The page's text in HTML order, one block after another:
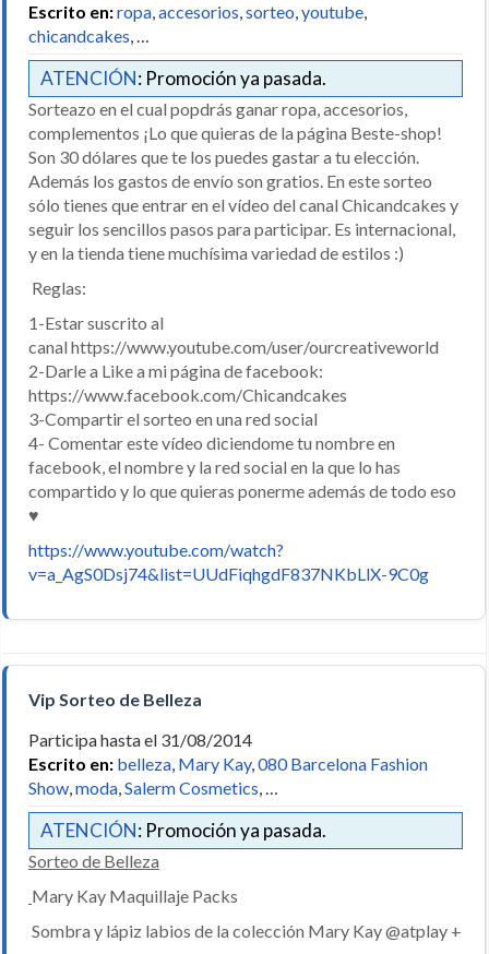
Escrito en:ropa,accesorios,sorteo,youtube,
chicandcakes, …
ATENCIÓN: Promoción ya pasada.
Sorteazo en el cual popdrás ganar ropa, accesorios,
complementos ¡Lo que quieras de la página Beste-shop!
Son 30 dólares que te los puedes gastar a tu elección.
Además los gastos de envío son gratios. En este sorteo
sólo tienes que entrar en el vídeo del canal Chicandcakes y
seguir los sencillos pasos para participar. Es internacional,
y en la tienda tiene muchísima variedad de estilos :)
Reglas:
1-Estar suscrito al
canal https://www.youtube.com/user/ourcreativeworld
2-Darle a Like a mi página de facebook:
https://www.facebook.com/Chicandcakes
3-Compartir el sorteo en una red social
4- Comentar este vídeo diciendome tu nombre en
facebook, el nombre y la red social en la que lo has
compartido y lo que quieras ponerme además de todo eso
♥
https://www.youtube.com/watch?
v=a_AgS0Dsj74&list=UUdFiqhgdF837NKbLlX-9C0g
Vip Sorteo de Belleza
Participa hasta el 31/08/2014
Escrito en: belleza, Mary Kay,080 Barcelona Fashion
Show,moda,Salerm Cosmetics, …
ATENCIÓN: Promoción ya pasada.
Sorteo de Belleza
Mary Kay Maquillaje Packs
Sombra y lápiz labios de la colección Mary Kay @atplay +